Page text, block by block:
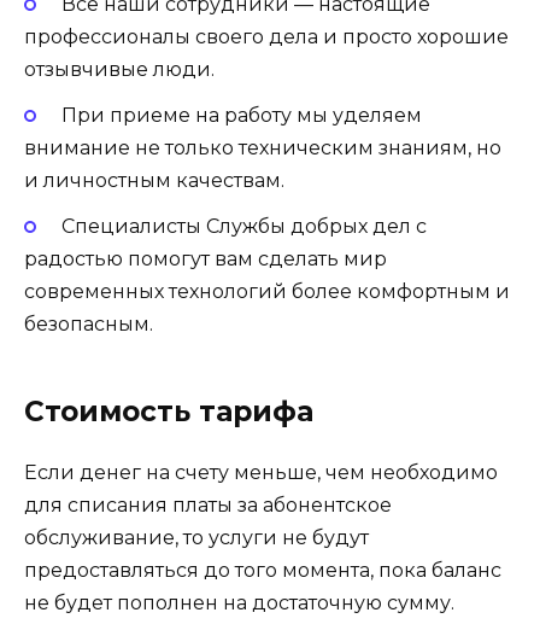
профессионалы своего дела и просто хорошие
отзывчивые люди.
При приеме на работу мы уделяем
внимание не только техническим знаниям, но
и личностным качествам.
Специалисты Службы добрых дел с
радостью помогут вам сделать мир
современных технологий более комфортным и
безопасным.
Стоимость тарифа
Если денег на счету меньше, чем необходимо
для списания платы за абонентское
обслуживание, то услуги не будут
предоставляться до того момента, пока баланс
не будет пополнен на достаточную сумму.